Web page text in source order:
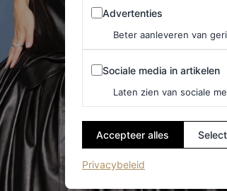
Advertenties
Advertenties
Beter aanleveren van
Sociale media in artikelen
Sociale media in artikelen
Laten zien van sociale
Accepteer alles
Privacybeleid